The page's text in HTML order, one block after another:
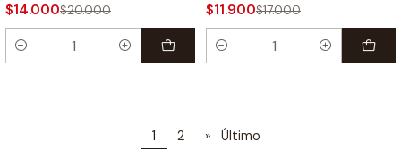
$14.000$20.000
Cantidad
$11.900$17.000
Cantidad
1 2 » Último